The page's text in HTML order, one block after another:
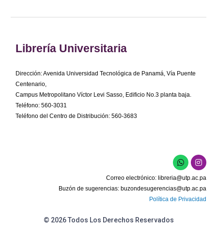
Librería Universitaria
Dirección: Avenida Universidad Tecnológica de Panamá, Vía Puente
Centenario,
Campus Metropolitano Víctor Levi Sasso, Edificio No.3 planta baja.
Teléfono: 560-3031
Teléfono del Centro de Distribución: 560-3683
W
h
a
t
s
a
p
I
n
s
t
a
g
r
Correo electrónico: libreria@utp.ac.pa
Buzón de sugerencias: buzondesugerencias@utp.ac.pa
Política de Privacidad
© 2026 Todos Los Derechos Reservados